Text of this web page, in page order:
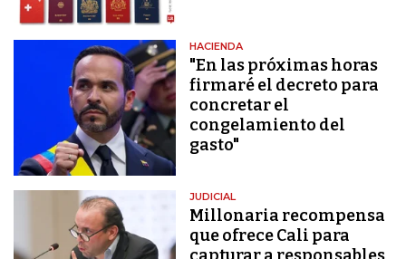
HACIENDA
"En las próximas horas
firmaré el decreto para
concretar el
congelamiento del
gasto"
JUDICIAL
Millonaria recompensa
que ofrece Cali para
capturar a responsables